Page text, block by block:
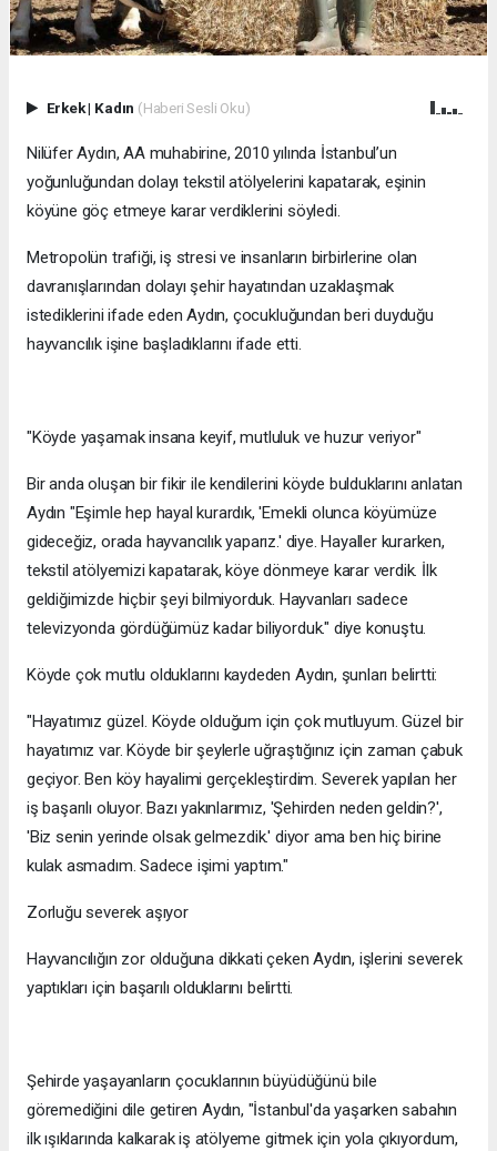
Erkek| Kadın (Haberi Sesli Oku)
Nilüfer Aydın, AA muhabirine, 2010 yılında İstanbul’un
yoğunluğundan dolayı tekstil atölyelerini kapatarak, eşinin
köyüne göç etmeye karar verdiklerini söyledi.
Metropolün trafiği, iş stresi ve insanların birbirlerine olan
davranışlarından dolayı şehir hayatından uzaklaşmak
istediklerini ifade eden Aydın, çocukluğundan beri duyduğu
hayvancılık işine başladıklarını ifade etti.
"Köyde yaşamak insana keyif, mutluluk ve huzur veriyor"
Bir anda oluşan bir fikir ile kendilerini köyde bulduklarını anlatan
Aydın "Eşimle hep hayal kurardık, 'Emekli olunca köyümüze
gideceğiz, orada hayvancılık yaparız.' diye. Hayaller kurarken,
tekstil atölyemizi kapatarak, köye dönmeye karar verdik. İlk
geldiğimizde hiçbir şeyi bilmiyorduk. Hayvanları sadece
televizyonda gördüğümüz kadar biliyorduk." diye konuştu.
Köyde çok mutlu olduklarını kaydeden Aydın, şunları belirtti:
"Hayatımız güzel. Köyde olduğum için çok mutluyum. Güzel bir
hayatımız var. Köyde bir şeylerle uğraştığınız için zaman çabuk
geçiyor. Ben köy hayalimi gerçekleştirdim. Severek yapılan her
iş başarılı oluyor. Bazı yakınlarımız, 'Şehirden neden geldin?',
'Biz senin yerinde olsak gelmezdik.' diyor ama ben hiç birine
kulak asmadım. Sadece işimi yaptım."
Zorluğu severek aşıyor
Hayvancılığın zor olduğuna dikkati çeken Aydın, işlerini severek
yaptıkları için başarılı olduklarını belirtti.
Şehirde yaşayanların çocuklarının büyüdüğünü bile
göremediğini dile getiren Aydın, "İstanbul'da yaşarken sabahın
ilk ışıklarında kalkarak iş atölyeme gitmek için yola çıkıyordum,